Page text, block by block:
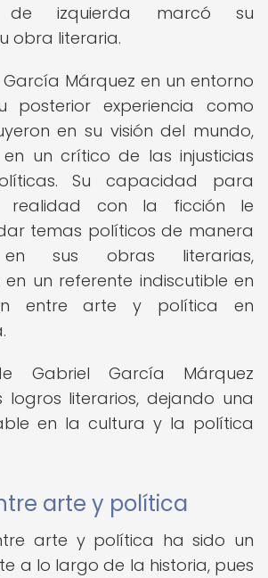
de izquierda marcó su
obra literaria.
Márquez en un entorno
posterior experiencia como
en su visión del mundo,
un crítico de las injusticias
Su capacidad para
realidad con la ficción le
temas políticos de manera
en sus obras literarias,
en un referente indiscutible en
entre arte y política en
Gabriel García Márquez
logros literarios, dejando una
en la cultura y la política
arte y política
arte y política ha sido un
a lo largo de la historia, pues